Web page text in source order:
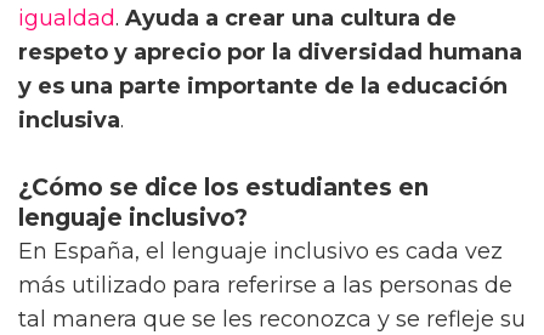
igualdad. Ayuda a crear una cultura de
respeto y aprecio por la diversidad humana
y es una parte importante de la educación
inclusiva.
¿Cómo se dice los estudiantes en
lenguaje inclusivo?
En España, el lenguaje inclusivo es cada vez
más utilizado para referirse a las personas de
tal manera que se les reconozca y se refleje su